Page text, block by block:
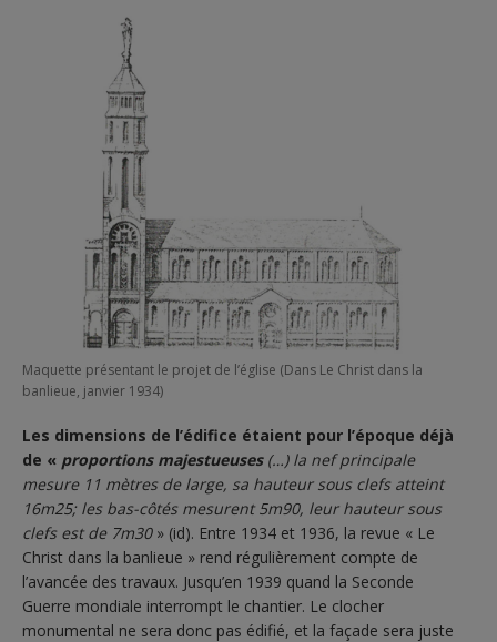
Maquette présentant le projet de l’église (Dans Le Christ dans la
banlieue, janvier 1934)
Les dimensions de l’édifice étaient pour l’époque déjà
de « proportions majestueuses(…) la nef principale
mesure 11 mètres de large, sa hauteur sous clefs atteint
16m25; les bas-côtés mesurent 5m90, leur hauteur sous
clefs est de 7m30» (id). Entre 1934 et 1936, la revue « Le
Christ dans la banlieue » rend régulièrement compte de
l’avancée des travaux. Jusqu’en 1939 quand la Seconde
Guerre mondiale interrompt le chantier. Le clocher
monumental ne sera donc pas édifié, et la façade sera juste